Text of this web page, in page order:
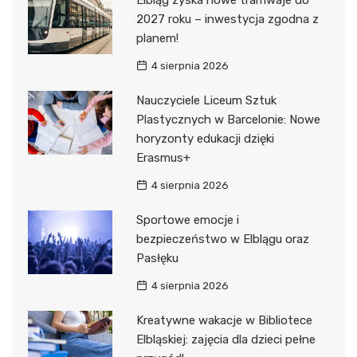
2027 roku – inwestycja zgodna z
planem!
4 sierpnia 2026
Nauczyciele Liceum Sztuk
Plastycznych w Barcelonie: Nowe
horyzonty edukacji dzięki
Erasmus+
4 sierpnia 2026
Sportowe emocje i
bezpieczeństwo w Elblągu oraz
Pasłęku
4 sierpnia 2026
Kreatywne wakacje w Bibliotece
Elbląskiej: zajęcia dla dzieci pełne